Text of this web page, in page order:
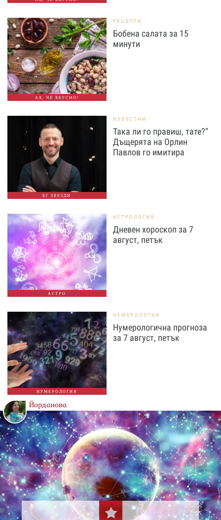
АХ, ЧЕ ВКУСНО!
РЕЦЕПТИ
Бобена салата за 15
минути
БГ ЗВЕЗДИ
ИЗВЕСТНИ
Така ли го правиш, тате?“
Дъщерята на Орлин
Павлов го имитира
АСТРО
АСТРОЛОГИЯ
Дневен хороскоп за 7
август, петък
НУМЕРОЛОГИЯ
НУМЕРОЛОГИЯ
Нумерологична прогноза
за 7 август, петък
Йорданова